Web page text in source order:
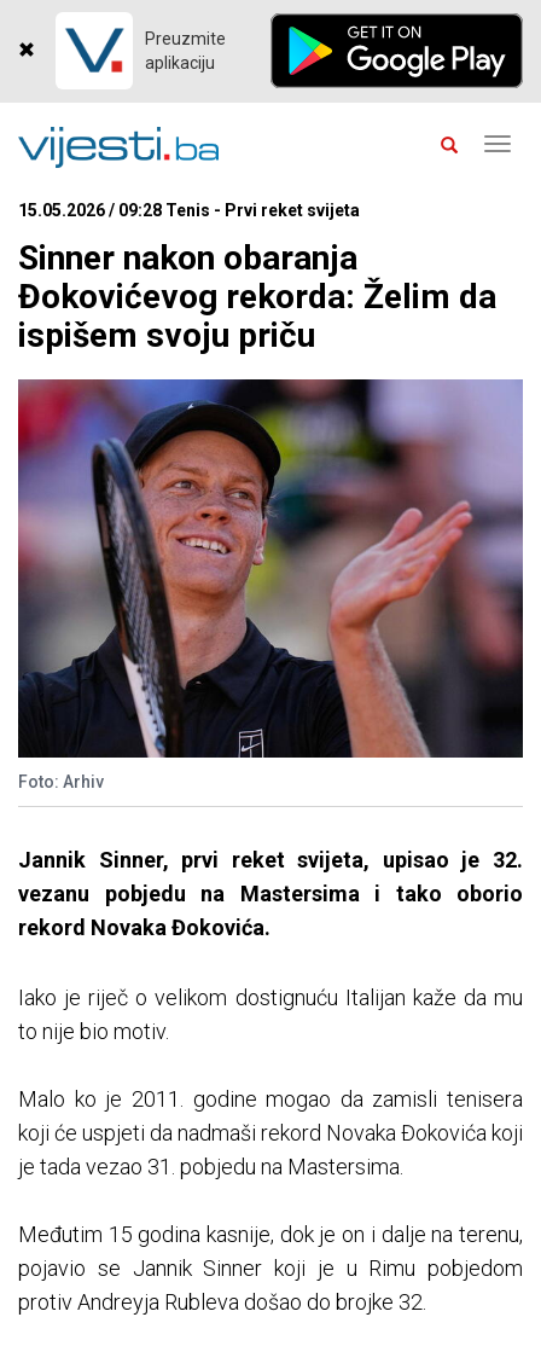
Preuzmite
aplikaciju
15.05.2026 / 09:28 Tenis - Prvi reket svijeta
Sinner nakon obaranja
Đokovićevog rekorda: Želim da
ispišem svoju priču
Foto: Arhiv
Jannik Sinner, prvi reket svijeta, upisao je 32.
vezanu pobjedu na Mastersima i tako oborio
rekord Novaka Đokovića.
Iako je riječ o velikom dostignuću Italijan kaže da mu
to nije bio motiv.
Malo ko je 2011. godine mogao da zamisli tenisera
koji će uspjeti da nadmaši rekord Novaka Đokovića koji
je tada vezao 31. pobjedu na Mastersima.
Međutim 15 godina kasnije, dok je on i dalje na terenu,
pojavio se Jannik Sinner koji je u Rimu pobjedom
protiv Andreyja Rubleva došao do brojke 32.